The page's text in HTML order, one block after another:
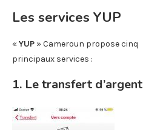
Les services YUP
« YUP » Cameroun propose cinq
principaux services :
1. Le transfert d’argent